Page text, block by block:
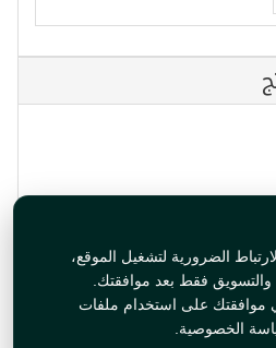
الضرورية لتشغيل الموقع،
والتسويق فقط بعد موافقتك.
موافقتك على استخدام ملفات
الخصوصية.